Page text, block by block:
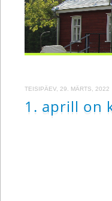
TEISIPÄEV, 29. MÄRTS, 2022
1. aprill on